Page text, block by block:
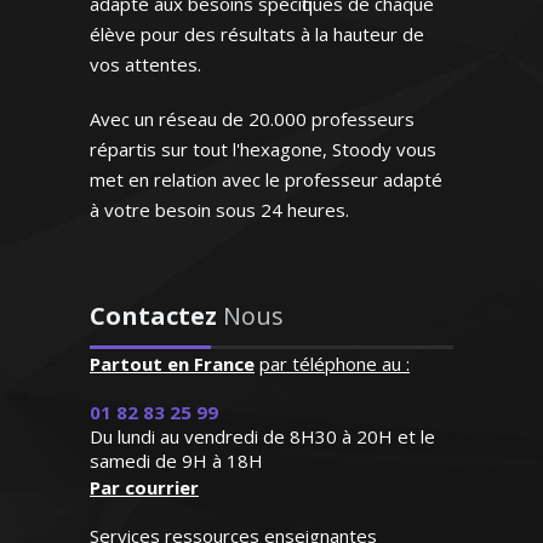
"Enseignant de très grande
qualité connaissant
parfaitement l'espagnol
natale. Très doué pour
enseigner, il prépare
excellemment ses cours.
Monsieur Y. Arnaud - Professeur de
mathématiques - Paris
j’enseigne les SVT au sein des collèges et
lycées lyonnais depuis 1999. Je suis
également formateur travaillant au sein
élève pour des résultats à la hauteur de
vos attentes.
Avec un réseau de 20.000 professeurs
répartis sur tout l'hexagone, Stoody vous
met en relation avec le professeur adapté
à votre besoin sous 24 heures.
Contactez Nous
Partout en France par téléphone au :
01 82 83 25 99
Du lundi au vendredi de 8H30 à 20H et le
samedi de 9H à 18H
Par courrier
Services ressources enseignantes